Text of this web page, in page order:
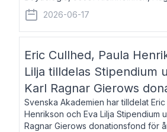
Stenroth och Svante Strandberg.
född 1981, är poet och scenartist.
2026-06-17
Eric Cullhed, Paula
Lilja tilldelas Stipendium
Karl Ragnar Gierows
Svenska Akademien har tilldelat
Henrikson och Eva Lilja Stipendium
Ragnar Gierows donationsfond för